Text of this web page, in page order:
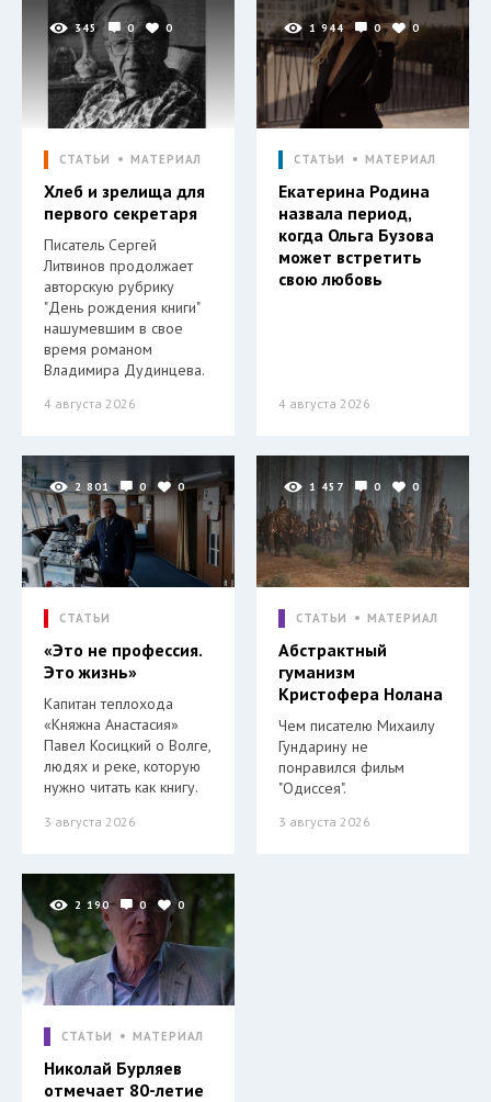
345 0 0
СТАТЬИ МАТЕРИАЛ
Хлеб и зрелища для
первого секретаря
Писатель Сергей
Литвинов продолжает
авторскую рубрику
"День рождения книги"
нашумевшим в свое
время романом
Владимира Дудинцева.
4 августа 2026
1 944 0 0
СТАТЬИ МАТЕРИАЛ
Екатерина Родина
назвала период,
когда Ольга Бузова
может встретить
свою любовь
4 августа 2026
2 801 0 0
СТАТЬИ
«Это не профессия.
Это жизнь»
Капитан теплохода
«Княжна Анастасия»
Павел Косицкий о Волге,
людях и реке, которую
нужно читать как книгу.
3 августа 2026
1 457 0 0
СТАТЬИ МАТЕРИАЛ
Абстрактный
гуманизм
Кристофера Нолана
Чем писателю Михаилу
Гундарину не
понравился фильм
"Одиссея".
3 августа 2026
2 190 0 0
СТАТЬИ МАТЕРИАЛ
Николай Бурляев
отмечает 80-летие